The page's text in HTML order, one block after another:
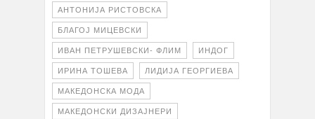
АНТОНИЈА РИСТОВСКА
БЛАГОЈ МИЦЕВСКИ
ИВАН ПЕТРУШЕВСКИ- ФЛИМ ИНДОГ
ИРИНА ТОШЕВА ЛИДИЈА ГЕОРГИЕВА
МАКЕДОНСКА МОДА
МАКЕДОНСКИ ДИЗАЈНЕРИ